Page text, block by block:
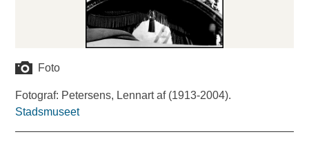
Foto
Fotograf: Petersens, Lennart af (1913-2004).
Stadsmuseet